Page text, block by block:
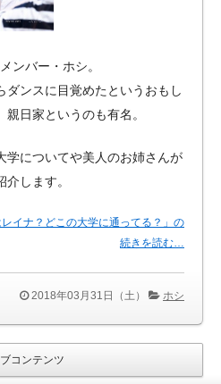
ンバー・ホシ。
ダンスに目覚めたというおもし
日家というのも有名。
学についてや美人のお姉さんが
します。
レイナ？どこの大学に通ってる？」の
続きを読む…
2018年03月31日（土） ホシ
コンテンツ